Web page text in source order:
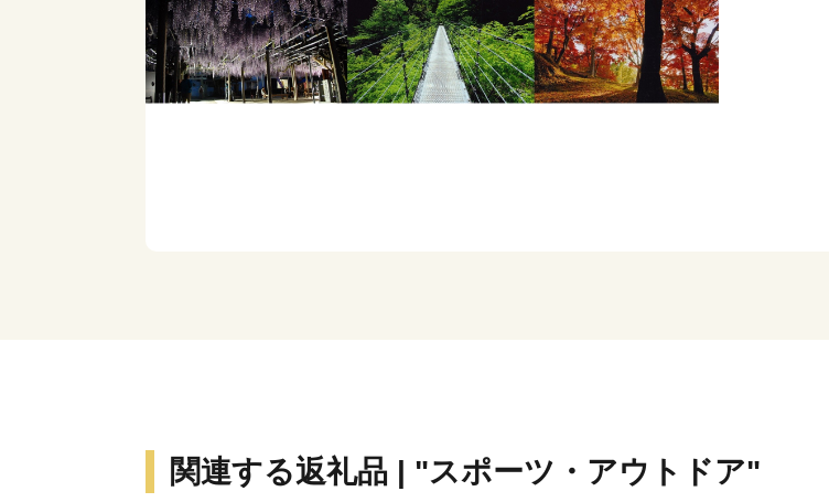
《まち
《特に
《平安
《冬
関連する返礼品 | "スポーツ・アウトドア"